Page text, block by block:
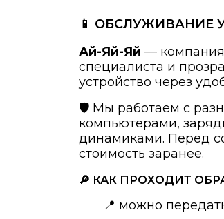
📱 ОБСЛУЖИВАНИЕ
Ай-Яй-Яй — компания
специалиста и
устройство через
🛡️ Мы работаем с
компьютерами,
динамиками. Перед
стоимость заранее.
🔎 КАК ПРОХОДИТ
📍 можно